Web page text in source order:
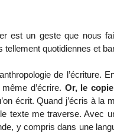
est un geste que nous
quotidiennes et
de l’écriture.
d’écrire. Or, le
écrit. Quand j’écris à la
texte me traverse. Avec
y compris dans une